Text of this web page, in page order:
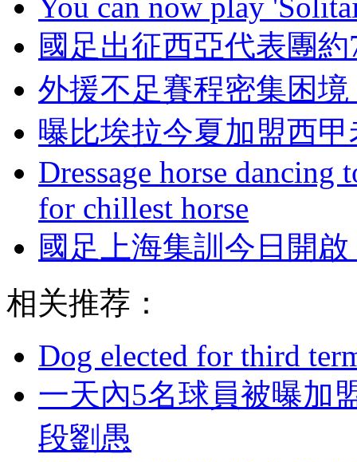
國足出征西亞代表團
外援不足賽程密集困
曝比埃拉今夏加盟西
Dressage horse dancing
for chillest horse
國足上海集訓今日開
相关推荐：
Dog elected for third
一天內5名球員被曝加
段劉愚